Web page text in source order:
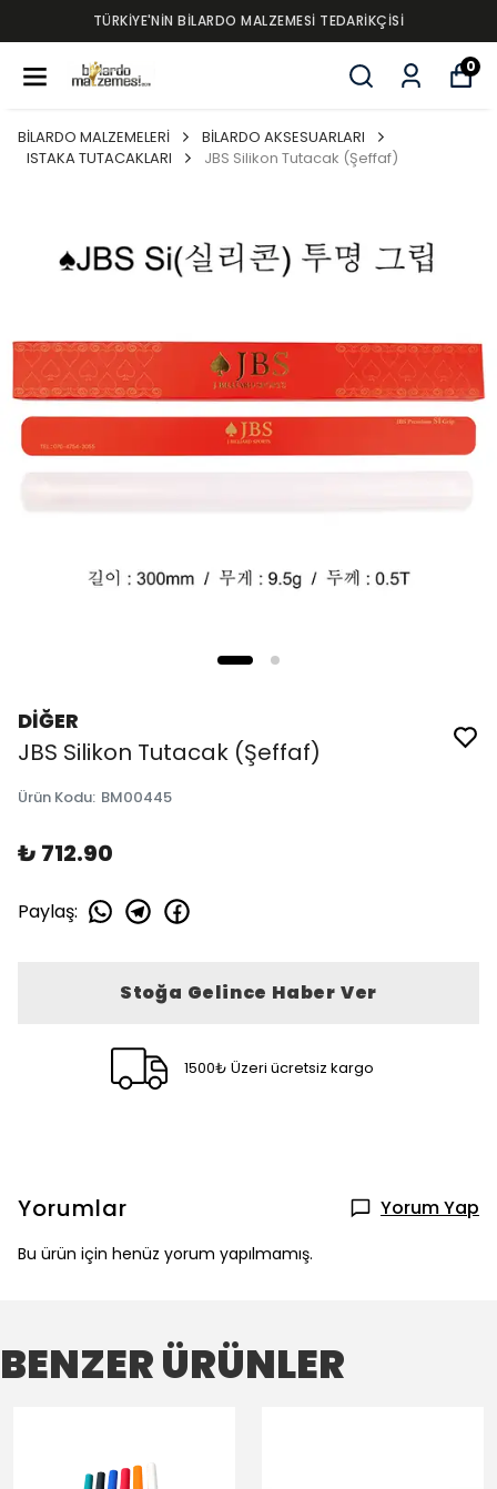
TÜRKİYE'NİN BİLARDO MALZEMESİ TEDARİKÇİSİ
0
BİLARDO MALZEMELERİ
BİLARDO AKSESUARLARI
ISTAKA TUTACAKLARI
JBS Silikon Tutacak (Şeffaf)
DİĞER
JBS Silikon Tutacak (Şeffaf)
Ürün Kodu: BM00445
₺ 712.90
Paylaş:
Stoğa Gelince Haber Ver
1500₺ Üzeri ücretsiz kargo
Yorumlar Yorum Yap
Bu ürün için henüz yorum yapılmamış.
BENZER ÜRÜNLER